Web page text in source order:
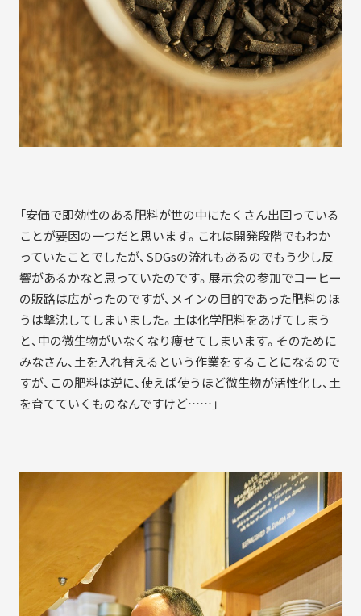
「安価で即効性のある肥料が世の中にたくさん出回っている
ことが要因の一つだと思います。これは開発段階でもわか
っていたことでしたが、SDGsの流れもあるのでもう少し反
響があるかなと思っていたのです。展示会の参加でコーヒー
の販路は広がったのですが、メインの目的であった肥料のほ
うは撃沈してしまいました。土は化学肥料をあげてしまう
と、中の微生物がいなくなり痩せてしまいます。そのために
みなさん、土を入れ替えるという作業をすることになるので
すが、この肥料は逆に、使えば使うほど微生物が活性化し、土
を育てていくものなんですけど……」